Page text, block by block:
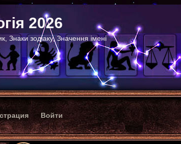
2026
Знаки зодіаку, Значення імені
Войти